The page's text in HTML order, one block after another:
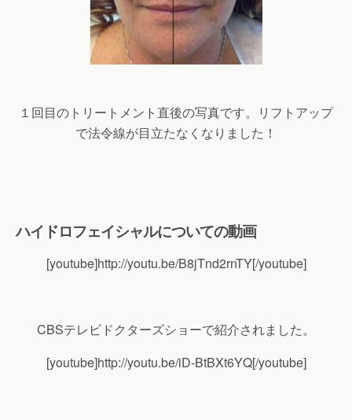
１回目のトリートメント直後の写真です。リフトアップ
で法令線が目立たなくなりました！
ハイドロフェイシャルについての動画
[youtube]http://youtu.be/B8jTnd2rnTY[/youtube]
CBSテレビドクターズショーで紹介されました。
[youtube]http://youtu.be/iD-BtBXt6YQ[/youtube]